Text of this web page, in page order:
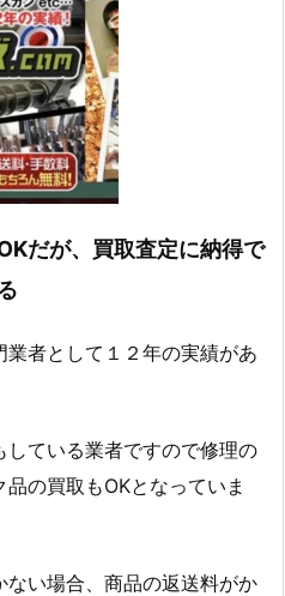
だが、買取査定に納得で
者として１２年の実績があ
ている業者ですので修理の
の買取もOKとなっていま
い場合、商品の返送料がか